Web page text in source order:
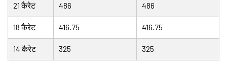
21 कैरेट 486 486
18 कैरेट 416.75 416.75
14 कैरेट 325 325